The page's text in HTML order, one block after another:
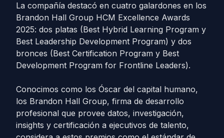
La compañía destacó en cuatro galardones en los
Brandon Hall Group HCM Excellence Awards
2025: dos platas (Best Hybrid Learning Program y
Best Leadership Development Program) y dos
bronces (Best Certification Program y Best
Development Program for Frontline Leaders).
Conocimos como los Óscar del capital humano,
los Brandon Hall Group, firma de desarrollo
profesional que provee datos, investigación,
insights y certificación a ejecutivos de talento,